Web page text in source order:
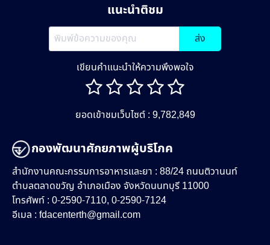
แนะนำติชม
ส่ง
เขียนคำแนะนำให้ความพึงพอใจ
ยอดเข้าชมเว็บไซต์ : 9,782,849
กองพัฒนาศักยภาพผู้บริโภค
สำนักงานคณะกรรมการอาหารและยา : 88/24 ถนนติวานนท์
ตำบลตลาดขวัญ อำเภอเมือง จังหวัดนนทบุรี 11000
โทรศัพท์ : 0-2590-7110, 0-2590-7124
อีเมล : fdacenterth@gmail.com